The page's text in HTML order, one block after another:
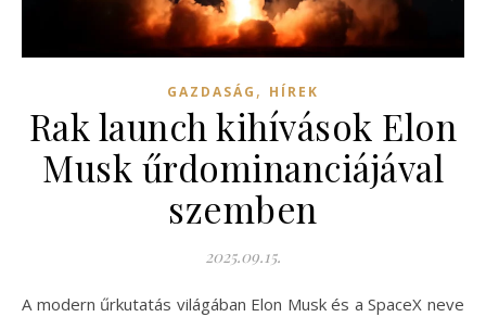
GAZDASÁG , HÍREK
Rak launch kihívások Elon
Musk űrdominanciájával
szemben
2025.09.15.
A modern űrkutatás világában Elon Musk és a SpaceX neve